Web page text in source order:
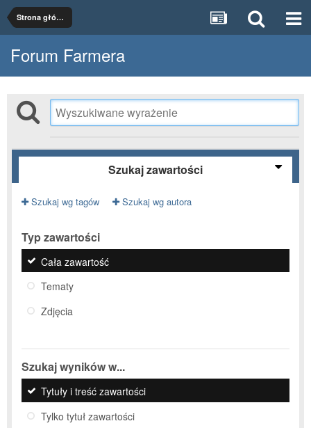
Strona główna
Forum Farmera
Szukaj zawartości
Szukaj wg tagów Szukaj wg autora
Typ zawartości
Cała zawartość
Tematy
Zdjęcia
Szukaj wyników w...
Tytuły i treść zawartości
Tylko tytuł zawartości